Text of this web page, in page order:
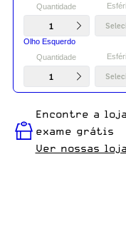
Quantidade
1
Olho Esquerdo
Quantidade
1
Encontre a
exame grátis
Ver nossas